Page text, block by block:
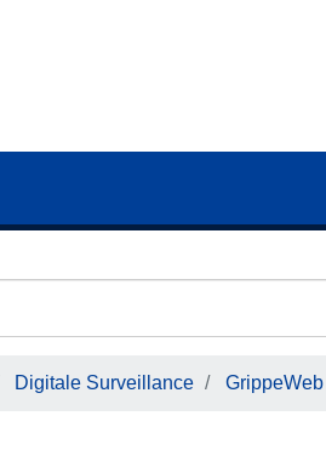
Digitale Surveillance